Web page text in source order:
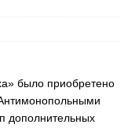
было приобретено
дополнительных